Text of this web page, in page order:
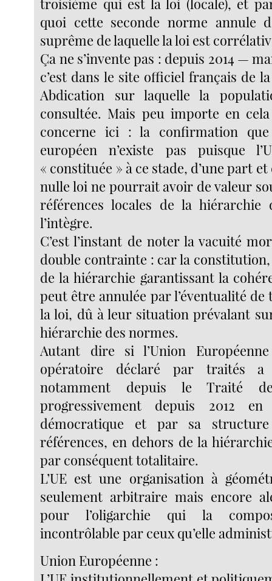
quoi cette seconde norme annule
suprême de laquelle la loi est
Ça ne s’invente pas : depuis 2014 —
c’est dans le site officiel français de
Abdication sur laquelle la
consultée. Mais peu importe en
concerne ici : la confirmation
européen n’existe pas puisque
« constituée » à ce stade, d’une part
nulle loi ne pourrait avoir de valeur
références locales de la hiérarchie
l’intègre.
C’est l’instant de noter la vacuité
double contrainte : car la
de la hiérarchie garantissant la
peut être annulée par l’éventualité
la loi, dû à leur situation prévalant
hiérarchie des normes.
Autant dire si l’Union
opératoire déclaré par traités a
notamment depuis le Traité
progressivement depuis 2012
démocratique et par sa
références, en dehors de la
par conséquent totalitaire.
L’UE est une organisation à
seulement arbitraire mais encore
pour l’oligarchie qui la
incontrôlable par ceux qu’elle
Union Européenne :